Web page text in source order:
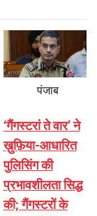
पंजाब
‘गैंगस्टरां ते वार’ ने
ख़ुफ़िया-आधारित
पुलिसिंग की
प्रभावशीलता सिद्ध
की; गैंगस्टरों के